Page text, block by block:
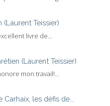
(Laurent Teissier)
livre de...
(Laurent Teissier)
mon travail!...
les défis de...